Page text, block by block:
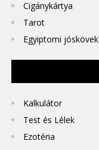
Cigánykártya
Tarot
Egyiptomi jóskövek
Kalkulátor
Test és Lélek
Ezotéria